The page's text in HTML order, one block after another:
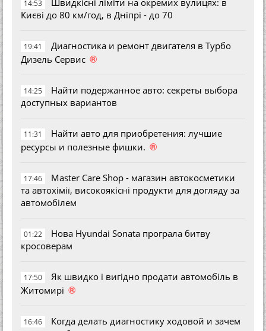
14:53
Швидкісні ліміти на окремих вулицях: в
Києві до 80 км/год, в Дніпрі - до 70
19:41
Диагностика и ремонт двигателя в Турбо
Дизель Сервис ®
14:25
Найти подержанное авто: секреты выбора
доступных вариантов
11:31
Найти авто для приобретения: лучшие
ресурсы и полезные фишки. ®
17:46
Master Care Shop - магазин автокосметики
та автохімії, високоякісні продукти для догляду за
автомобілем
01:22
Нова Hyundai Sonata програла битву
кросоверам
17:50
Як швидко і вигідно продати автомобіль в
Житомирі ®
16:46
Когда делать диагностику ходовой и зачем